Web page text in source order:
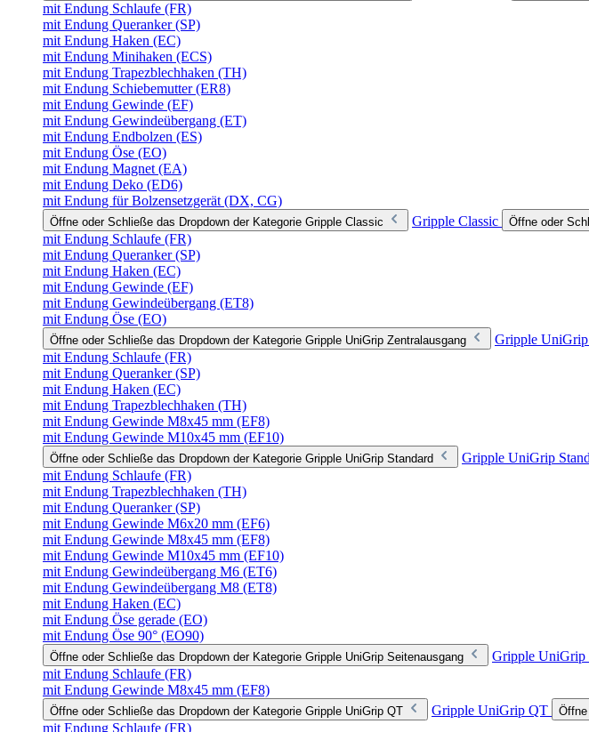
mit Endung Schlaufe (FR)
mit Endung Queranker (SP)
mit Endung Haken (EC)
mit Endung Minihaken (ECS)
mit Endung Trapezblechhaken (TH)
mit Endung Schiebemutter (ER8)
mit Endung Gewinde (EF)
mit Endung Gewindeübergang (ET)
mit Endung Endbolzen (ES)
mit Endung Öse (EO)
mit Endung Magnet (EA)
mit Endung Deko (ED6)
mit Endung für Bolzensetzgerät (DX, CG)
Öffne oder Schließe das Dropdown der Kategorie Gripple Classic Gripple Classic Öffne oder
mit Endung Schlaufe (FR)
mit Endung Queranker (SP)
mit Endung Haken (EC)
mit Endung Gewinde (EF)
mit Endung Gewindeübergang (ET8)
mit Endung Öse (EO)
Öffne oder Schließe das Dropdown der Kategorie Gripple UniGrip Zentralausgang Gripple UniGrip
mit Endung Schlaufe (FR)
mit Endung Queranker (SP)
mit Endung Haken (EC)
mit Endung Trapezblechhaken (TH)
mit Endung Gewinde M8x45 mm (EF8)
mit Endung Gewinde M10x45 mm (EF10)
Öffne oder Schließe das Dropdown der Kategorie Gripple UniGrip Standard Gripple UniGrip
mit Endung Schlaufe (FR)
mit Endung Trapezblechhaken (TH)
mit Endung Queranker (SP)
mit Endung Gewinde M6x20 mm (EF6)
mit Endung Gewinde M8x45 mm (EF8)
mit Endung Gewinde M10x45 mm (EF10)
mit Endung Gewindeübergang M6 (ET6)
mit Endung Gewindeübergang M8 (ET8)
mit Endung Haken (EC)
mit Endung Öse gerade (EO)
mit Endung Öse 90° (EO90)
Öffne oder Schließe das Dropdown der Kategorie Gripple UniGrip Seitenausgang Gripple UniGrip
mit Endung Schlaufe (FR)
mit Endung Gewinde M8x45 mm (EF8)
Öffne oder Schließe das Dropdown der Kategorie Gripple UniGrip QT Gripple UniGrip QT
mit Endung Schlaufe (FR)